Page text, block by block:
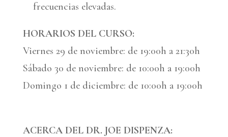
frecuencias elevadas.
HORARIOS DEL CURSO:
Viernes 29 de noviembre: de 19:00h a 21:30h
Sábado 30 de noviembre: de 10:00h a 19:00h
Domingo 1 de diciembre: de 10:00h a 19:00h
ACERCA DEL DR. JOE DISPENZA: